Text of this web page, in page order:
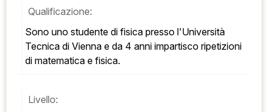
Qualificazione:
Sono uno studente di fisica presso l'Università
Tecnica di Vienna e da 4 anni impartisco ripetizioni
di matematica e fisica.
Livello: